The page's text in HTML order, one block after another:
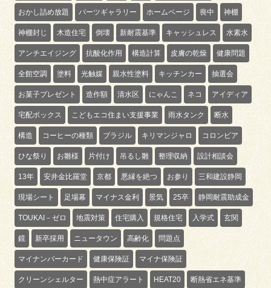
おかし詰め放題 パーツギャラリー ホームページ 喪中 神棚
神棚封じ 木造住宅 倒壊 新耐震基準 キャッシュレス 水素水
アンチエイジング 抗酸化作用 構造計算 皮膚の乾燥 健康問題
全館空調 塗料 光触媒 親水性塗料 キッチンカー 抽選会
お菓子プレゼント 造作額 清水区 にゃんこ ネコ アイディア
宅配ボックス こどもエコ住まい支援事業 雨水タンク 断水
構造 コーヒーの種類 ブラジル キリマンジャロ コロンビア
ひな祭り お雛様 片付け 吊るし雛 整理収納 設計相談会
13年 安井金比羅堂 京都 悪縁を絶つ お参り 三和建設静岡
現場シート 足場幕 マイナス金利 景気 25卒 静岡耐震助成金
TOUKAI－ゼロ 地震対策 住宅購入 規格住宅 入学式 玄関
鏡 新卒採用 ニュータウン 高齢化 問題点
マイナンバーカード 健康保険証 マイナ保険証
クリーンシェルター 熱中症アラート HEAT20 断熱省エネ基準